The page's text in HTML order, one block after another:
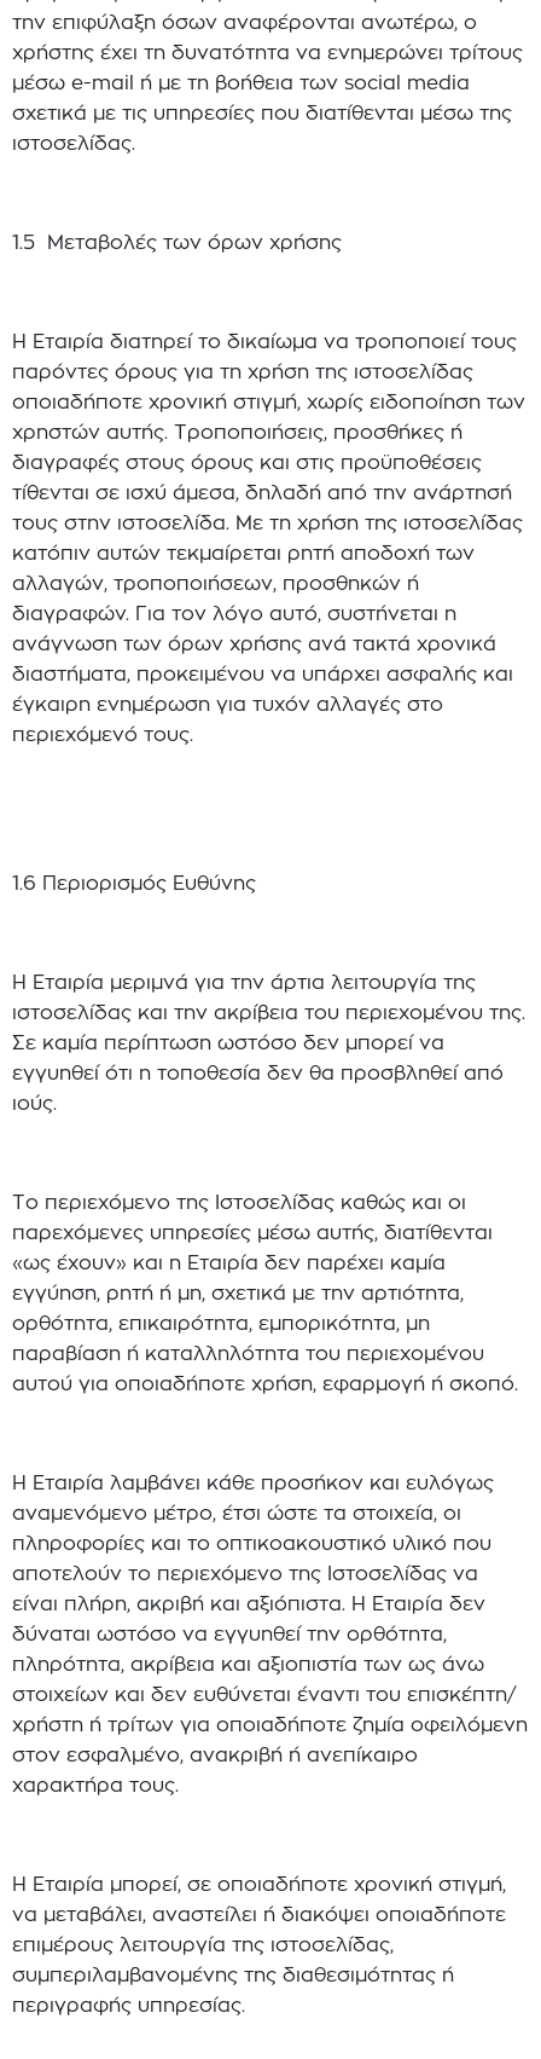
την επιφύλαξη όσων αναφέρονται ανωτέρω, ο
χρήστης έχει τη δυνατότητα να ενημερώνει τρίτους
μέσω e-mail ή με τη βοήθεια των social media
σχετικά με τις υπηρεσίες που διατίθενται μέσω της
ιστοσελίδας.
1.5 Μεταβολές των όρων χρήσης
Η Εταιρία διατηρεί το δικαίωμα να τροποποιεί τους
παρόντες όρους για τη χρήση της ιστοσελίδας
οποιαδήποτε χρονική στιγμή, χωρίς ειδοποίηση των
χρηστών αυτής. Τροποποιήσεις, προσθήκες ή
διαγραφές στους όρους και στις προϋποθέσεις
τίθενται σε ισχύ άμεσα, δηλαδή από την ανάρτησή
τους στην ιστοσελίδα. Με τη χρήση της ιστοσελίδας
κατόπιν αυτών τεκμαίρεται ρητή αποδοχή των
αλλαγών, τροποποιήσεων, προσθηκών ή
διαγραφών. Για τον λόγο αυτό, συστήνεται η
ανάγνωση των όρων χρήσης ανά τακτά χρονικά
διαστήματα, προκειμένου να υπάρχει ασφαλής και
έγκαιρη ενημέρωση για τυχόν αλλαγές στο
περιεχόμενό τους.
1.6 Περιορισμός Ευθύνης
Η Εταιρία μεριμνά για την άρτια λειτουργία της
ιστοσελίδας και την ακρίβεια του περιεχομένου της.
Σε καμία περίπτωση ωστόσο δεν μπορεί να
εγγυηθεί ότι η τοποθεσία δεν θα προσβληθεί από
ιούς.
Το περιεχόμενο της Ιστοσελίδας καθώς και οι
παρεχόμενες υπηρεσίες μέσω αυτής, διατίθενται
«ως έχουν» και η Εταιρία δεν παρέχει καμία
εγγύηση, ρητή ή μη, σχετικά με την αρτιότητα,
ορθότητα, επικαιρότητα, εμπορικότητα, μη
παραβίαση ή καταλληλότητα του περιεχομένου
αυτού για οποιαδήποτε χρήση, εφαρμογή ή σκοπό.
Η Εταιρία λαμβάνει κάθε προσήκον και ευλόγως
αναμενόμενο μέτρο, έτσι ώστε τα στοιχεία, οι
πληροφορίες και το οπτικοακουστικό υλικό που
αποτελούν το περιεχόμενο της Ιστοσελίδας να
είναι πλήρη, ακριβή και αξιόπιστα. Η Εταιρία δεν
δύναται ωστόσο να εγγυηθεί την ορθότητα,
πληρότητα, ακρίβεια και αξιοπιστία των ως άνω
στοιχείων και δεν ευθύνεται έναντι του επισκέπτη/
χρήστη ή τρίτων για οποιαδήποτε ζημία οφειλόμενη
στον εσφαλμένο, ανακριβή ή ανεπίκαιρο
χαρακτήρα τους.
Η Εταιρία μπορεί, σε οποιαδήποτε χρονική στιγμή,
να μεταβάλει, αναστείλει ή διακόψει οποιαδήποτε
επιμέρους λειτουργία της ιστοσελίδας,
συμπεριλαμβανομένης της διαθεσιμότητας ή
περιγραφής υπηρεσίας.